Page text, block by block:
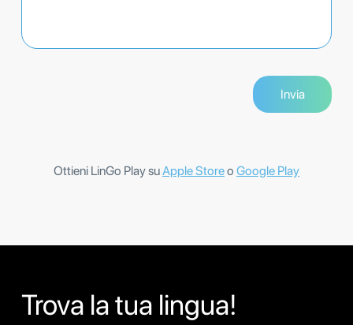
Ottieni LinGo Play suApple Storeo Google Play
Trova la tua lingua!